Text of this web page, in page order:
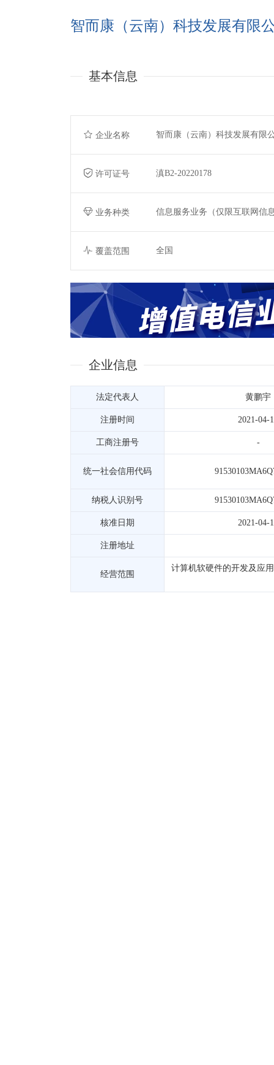
智而康（云南）科技发展有限
基本信息
企业名称 智而康（云南）科技发展有限
许可证号 滇B2-20220178
业务种类 信息服务业务（仅限互联网信
覆盖范围 全国
企业信息
法定代表人 黄鹏宇
注册时间 2021-04-
工商注册号 -
统一社会信用代码
纳税人识别号
核准日期 2021-04-
注册地址
经营范围
计算机软硬件的开发及应